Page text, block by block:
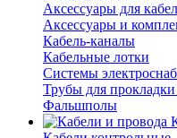
Аксессуары для
Аксессуары и
Кабель-каналы
Кабельные лотки
Системы
Трубы для прокладки
Фальшполы